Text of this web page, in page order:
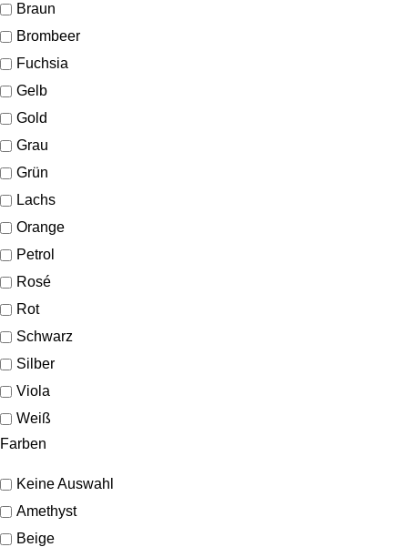
Braun
Brombeer
Fuchsia
Gelb
Gold
Grau
Grün
Lachs
Orange
Petrol
Rosé
Rot
Schwarz
Silber
Viola
Weiß
Farben
Keine Auswahl
Amethyst
Beige